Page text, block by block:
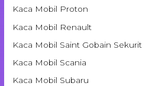
Kaca Mobil Proton
Kaca Mobil Renault
Kaca Mobil Saint Gobain Sekurit
Kaca Mobil Scania
Kaca Mobil Subaru